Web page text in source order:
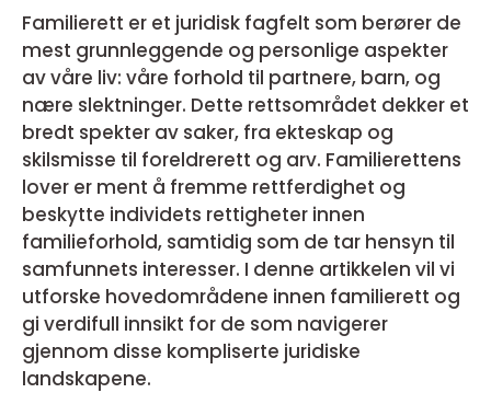
Familierett er et juridisk fagfelt som berører de
mest grunnleggende og personlige aspekter
av våre liv: våre forhold til partnere, barn, og
nære slektninger. Dette rettsområdet dekker et
bredt spekter av saker, fra ekteskap og
skilsmisse til foreldrerett og arv. Familierettens
lover er ment å fremme rettferdighet og
beskytte individets rettigheter innen
familieforhold, samtidig som de tar hensyn til
samfunnets interesser. I denne artikkelen vil vi
utforske hovedområdene innen familierett og
gi verdifull innsikt for de som navigerer
gjennom disse kompliserte juridiske
landskapene.